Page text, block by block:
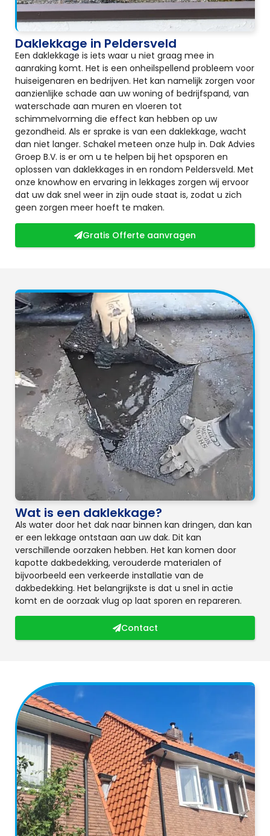
Daklekkage in Peldersveld
Een daklekkage is iets waar u niet graag mee in
aanraking komt. Het is een onheilspellend probleem voor
huiseigenaren en bedrijven. Het kan namelijk zorgen voor
aanzienlijke schade aan uw woning of bedrijfspand, van
waterschade aan muren en vloeren tot
schimmelvorming die effect kan hebben op uw
gezondheid. Als er sprake is van een daklekkage, wacht
dan niet langer. Schakel meteen onze hulp in. Dak Advies
Groep B.V. is er om u te helpen bij het opsporen en
oplossen van daklekkages in en rondom Peldersveld. Met
onze knowhow en ervaring in lekkages zorgen wij ervoor
dat uw dak snel weer in zijn oude staat is, zodat u zich
geen zorgen meer hoeft te maken.
Gratis Offerte aanvragen
Wat is een daklekkage?
Als water door het dak naar binnen kan dringen, dan kan
er een lekkage ontstaan aan uw dak. Dit kan
verschillende oorzaken hebben. Het kan komen door
kapotte dakbedekking, verouderde materialen of
bijvoorbeeld een verkeerde installatie van de
dakbedekking. Het belangrijkste is dat u snel in actie
komt en de oorzaak vlug op laat sporen en repareren.
Contact